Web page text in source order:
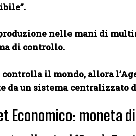
nelle mani di
di controllo.
il mondo, allora
da un sistema centralizzato
Economico: moneta